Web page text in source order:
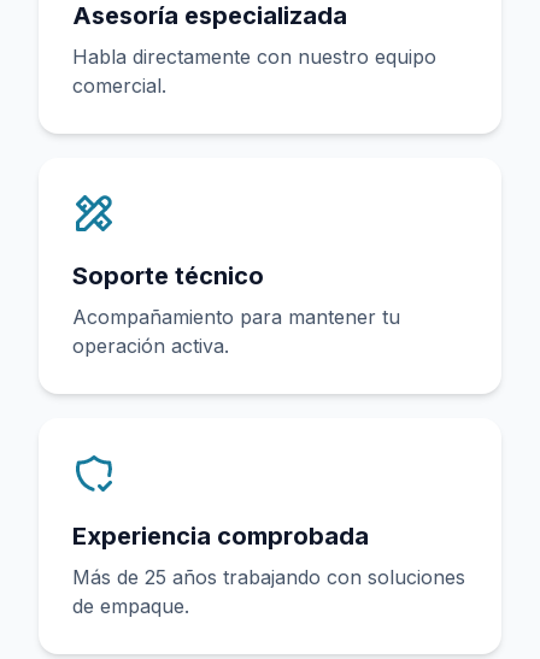
Asesoría especializada
Habla directamente con nuestro equipo
comercial.
Soporte técnico
Acompañamiento para mantener tu
operación activa.
Experiencia comprobada
Más de 25 años trabajando con soluciones
de empaque.